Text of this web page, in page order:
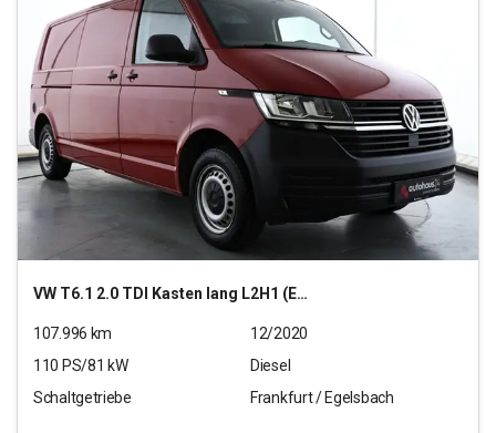
VW T6.1 2.0 TDI Kasten lang L2H1 (EURO 6d-TEMP)
107.996 km
12/2020
110 PS/81 kW
Diesel
Schaltgetriebe
Frankfurt / Egelsbach